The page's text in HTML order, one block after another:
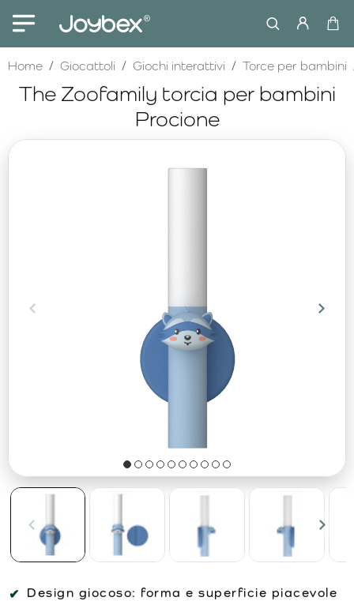
The Zoofamily torcia per bambini
Procione
HomehomeGiocattoli Giochi interattivi Torce per bambini
Design giocoso: forma e superficie piacevole